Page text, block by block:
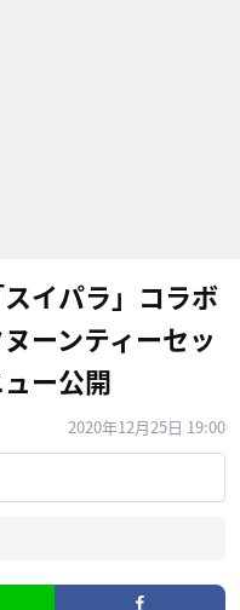
イパラ」コラボ
ーンティーセッ
ー公開
2020年12月25日 19:00